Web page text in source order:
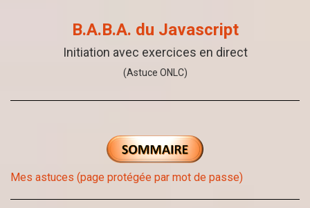
B.A.B.A. du Javascript
Initiation avec exercices en direct
(Astuce ONLC)
Mes astuces (page protégée par mot de passe)